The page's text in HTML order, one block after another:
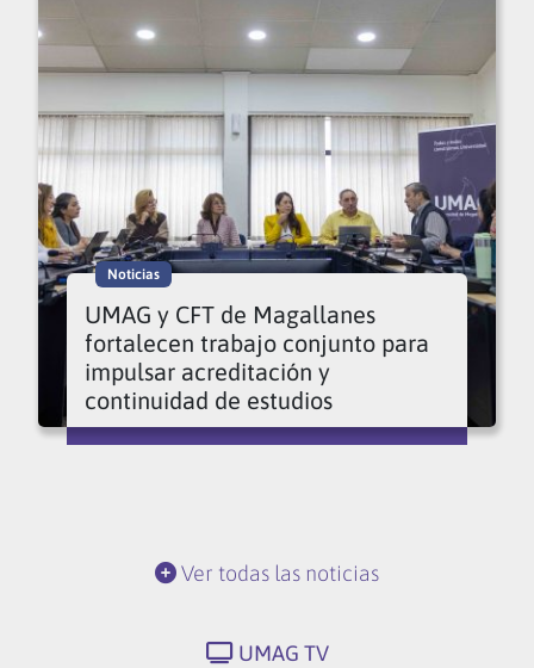
Noticias
UMAG y CFT de Magallanes
fortalecen trabajo conjunto para
impulsar acreditación y
continuidad de estudios
Ver todas las noticias
UMAG TV